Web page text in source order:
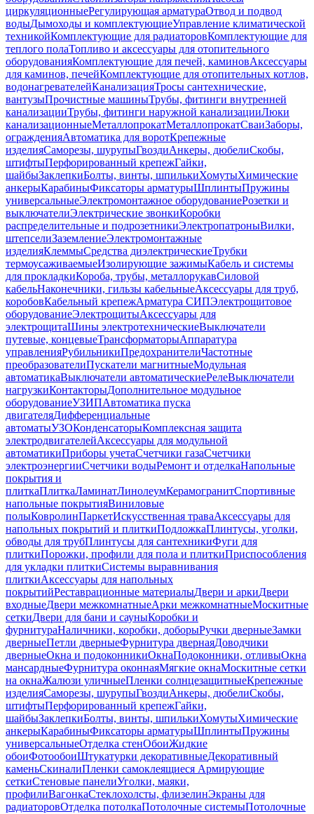
циркуляционныеРегулирующая арматураОтвод и подвод
водыДымоходы и комплектующиеУправление климатической
техникойКомплектующие для радиаторовКомплектующие для
теплого полаТопливо и аксессуары для отопительного
оборудованияКомплектующие для печей, каминовАксессуары
для каминов, печейКомплектующие для отопительных котлов,
водонагревателейКанализацияТросы сантехнические,
вантузыПрочистные машиныТрубы, фитинги внутренней
канализацииТрубы, фитинги наружной канализацииЛюки
канализационныеМеталлопрокатМеталлопрокатСваиЗаборы,
огражденияАвтоматика для воротКрепежные
изделияСаморезы, шурупыГвоздиАнкеры, дюбелиСкобы,
штифтыПерфорированный крепежГайки,
шайбыЗаклепкиБолты, винты, шпилькиХомутыХимические
анкерыКарабиныФиксаторы арматурыШплинтыПружины
универсальныеЭлектромонтажное оборудованиеРозетки и
выключателиЭлектрические звонкиКоробки
распределительные и подрозетникиЭлектропатроныВилки,
штепселиЗаземлениеЭлектромонтажные
изделияКлеммыСредства диэлектрическиеТрубки
термоусаживаемыеИзолирующие зажимыКабель и системы
для прокладкиКороба, трубы, металлорукавСиловой
кабельНаконечники, гильзы кабельныеАксессуары для труб,
коробовКабельный крепежАрматура СИПЭлектрощитовое
оборудованиеЭлектрощитыАксессуары для
электрощитаШины электротехническиеВыключатели
путевые, концевыеТрансформаторыАппаратура
управленияРубильникиПредохранителиЧастотные
преобразователиПускатели магнитныеМодульная
автоматикаВыключатели автоматическиеРелеВыключатели
нагрузкиКонтакторыДополнительное модульное
оборудованиеУЗИПАвтоматика пуска
двигателяДифференциальные
автоматыУЗОКонденсаторыКомплексная защита
электродвигателейАксессуары для модульной
автоматикиПриборы учетаСчетчики газаСчетчики
электроэнергииСчетчики водыРемонт и отделкаНапольные
покрытия и
плиткаПлиткаЛаминатЛинолеумКерамогранитСпортивные
напольные покрытияВиниловые
полыКовролинПаркетИскусственная траваАксессуары для
напольных покрытий и плиткиПодложкаПлинтусы, уголки,
обводы для трубПлинтусы для сантехникиФуги для
плиткиПорожки, профили для пола и плиткиПриспособления
для укладки плиткиСистемы выравнивания
плиткиАксессуары для напольных
покрытийРеставрационные материалыДвери и аркиДвери
входныеДвери межкомнатныеАрки межкомнатныеМоскитные
сеткиДвери для бани и сауныКоробки и
фурнитураНаличники, коробки, доборыРучки дверныеЗамки
дверныеПетли дверныеФурнитура двернаяДоводчики
дверныеОкна и подоконникиОкнаПодоконники, отливыОкна
мансардныеФурнитура оконнаяМягкие окнаМоскитные сетки
на окнаЖалюзи уличныеПленки солнцезащитныеКрепежные
изделияСаморезы, шурупыГвоздиАнкеры, дюбелиСкобы,
штифтыПерфорированный крепежГайки,
шайбыЗаклепкиБолты, винты, шпилькиХомутыХимические
анкерыКарабиныФиксаторы арматурыШплинтыПружины
универсальныеОтделка стенОбоиЖидкие
обоиФотообоиШтукатурки декоративныеДекоративный
каменьСкиналиПленки самоклеящиеся Армирующие
сеткиСтеновые панелиУголки, маяки,
профилиВагонкаСтеклохолсты, флизелинЭкраны для
радиаторовОтделка потолкаПотолочные системыПотолочные